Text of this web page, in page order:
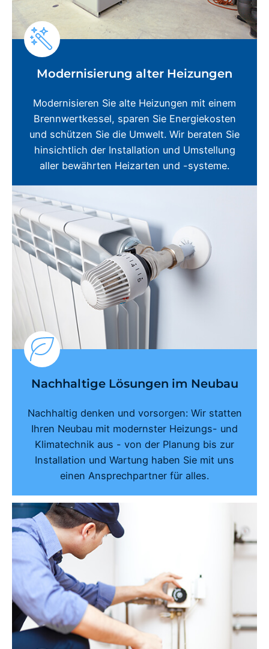
Modernisierung alter Heizungen
Modernisieren Sie alte Heizungen mit einem
Brennwertkessel, sparen Sie Energiekosten
und schützen Sie die Umwelt. Wir beraten Sie
hinsichtlich der Installation und Umstellung
aller bewährten Heizarten und -systeme.
Nachhaltige Lösungen im Neubau
Nachhaltig denken und vorsorgen: Wir statten
Ihren Neubau mit modernster Heizungs- und
Klimatechnik aus - von der Planung bis zur
Installation und Wartung haben Sie mit uns
einen Ansprechpartner für alles.